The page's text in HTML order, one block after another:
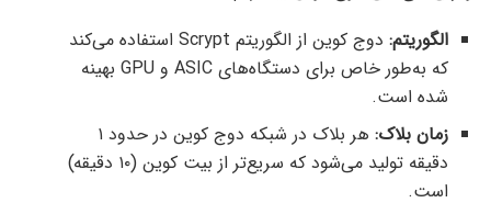
الگوریتم:
دوج کوین از الگوریتم Scrypt استفاده می‌کند
که به‌طور خاص برای دستگاه‌های ASIC و GPU بهینه
شده است.
زمان بلاک:
هر بلاک در شبکه دوج کوین در حدود ۱
دقیقه تولید می‌شود که سریع‌تر از بیت‌ کوین (۱۰ دقیقه)
است.